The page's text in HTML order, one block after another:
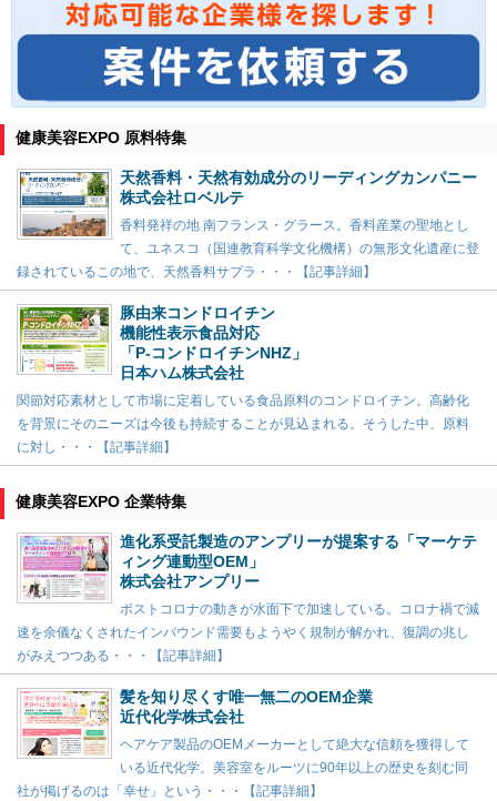
健康美容EXPO 原料特集
天然香料・天然有効成分のリーディングカンパニー
株式会社ロベルテ
香料発祥の地 南フランス・グラース。香料産業の聖地とし
て、ユネスコ（国連教育科学文化機構）の無形文化遺産に登
録されているこの地で、天然香料サプラ・・・【記事詳細】
豚由来コンドロイチン
機能性表示食品対応
「P-コンドロイチンNHZ」
日本ハム株式会社
関節対応素材として市場に定着している食品原料のコンドロイチン。高齢化
を背景にそのニーズは今後も持続することが見込まれる。そうした中、原料
に対し・・・【記事詳細】
健康美容EXPO 企業特集
進化系受託製造のアンプリーが提案する「マーケテ
ィング連動型OEM」
株式会社アンプリー
ポストコロナの動きが水面下で加速している。コロナ禍で減
速を余儀なくされたインバウンド需要もようやく規制が解かれ、復調の兆し
がみえつつある・・・【記事詳細】
髪を知り尽くす唯一無二のOEM企業
近代化学株式会社
ヘアケア製品のOEMメーカーとして絶大な信頼を獲得して
いる近代化学。美容室をルーツに90年以上の歴史を刻む同
社が掲げるのは「幸せ」という・・・【記事詳細】